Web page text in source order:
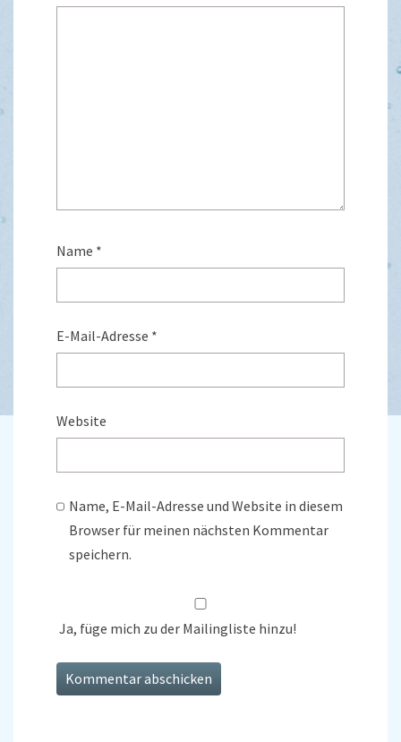
Name *
E-Mail-Adresse *
Website
Name, E-Mail-Adresse und Website in diesem
Browser für meinen nächsten Kommentar
speichern.
Ja, füge mich zu der Mailingliste hinzu!